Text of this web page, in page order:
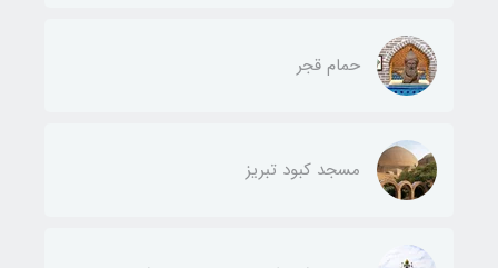
حمام قجر
مسجد کبود تبریز